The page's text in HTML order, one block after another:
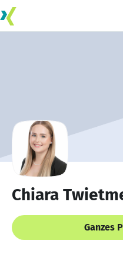
Chiara
Ganzes